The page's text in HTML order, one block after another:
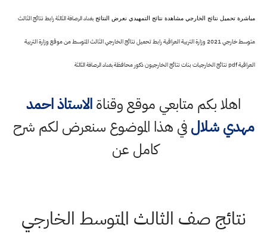
مباشرة تحميل نتائج الخارجي مشاهدة نتائج التمهيدي نعرض النتائج بغداد الرصافة الثالثةرابط نتائج الثالث
متوسط خارجي 2021 وزارة التربية العراقية رابط تحميل نتائج الخارجي الثالث المتوسط من موقع وزارة التربية
العراقية pdf نتائج الخارجيات بنات نتائج الخارجيون ذكور محافظة بغداد الرصافة الثالثة
اهلا بكم متابعي موقع وقناةالاستاذ احمد
مهدي شلالفي هذا الموضوع سنعرض لكم شرح
كامل عن
نتائج صف الثالث المتوسط الخارجي